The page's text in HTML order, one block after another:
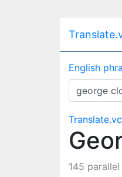
English
Translate.vc
145